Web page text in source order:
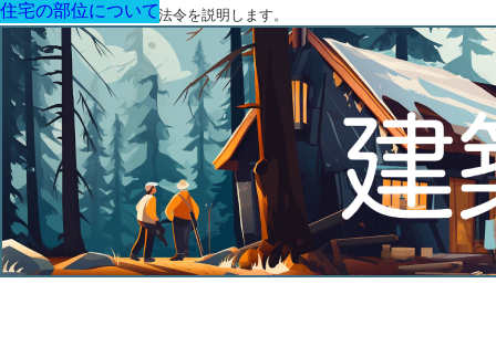
建築に関する用語と関連法令を説明します。
住宅の部位について
住宅の部位について
住宅の部位について
住宅の部位について
住宅の部位について
住宅の部位について
住宅の部位について